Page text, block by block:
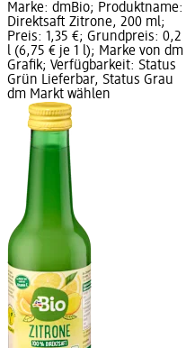
Marke: dmBio; Produktname:
Direktsaft Zitrone, 200 ml;
Preis: 1,35 €; Grundpreis: 0,2
l (6,75 € je 1 l); Marke von dm
Grafik; Verfügbarkeit: Status
Grün Lieferbar, Status Grau
dm Markt wählen